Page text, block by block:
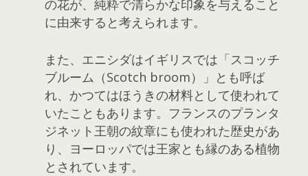
の花が、純粋で清らかな印象を与えること
に由来すると考えられます。
また、エニシダはイギリスでは「スコッチ
ブルーム（Scotch broom）」とも呼ば
れ、かつてはほうきの材料として使われて
いたこともあります。フランスのプランタ
ジネット王朝の紋章にも使われた歴史があ
り、ヨーロッパでは王家とも縁のある植物
とされています。